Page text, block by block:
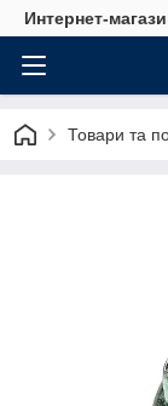
Интернет-
Товари та